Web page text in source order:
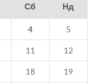
Сб Нд
4 5
11 12
18 19